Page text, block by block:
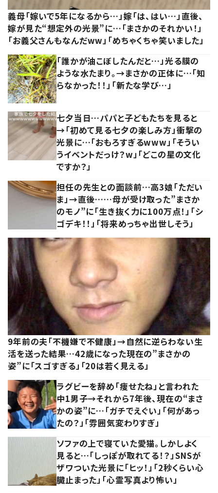
義母「嫁いで5年になるから…」嫁「は、はい…」直後、
嫁が見た“想定外の光景”に…「まさかのそれかい！」
「お義父さんもなんだww」「めちゃくちゃ笑いました」
「誰かが油こぼしたんだと…」光る膜の
ような水たまり。→まさかの正体に…「知
らなかった！！」「新たな学び…」
七夕当日…パパと子どもたちを見ると
→「初めて見る七夕の楽しみ方」衝撃の
光景に…「おもろすぎるwww」「そうい
うイベントだっけ？w」「どこの星の文化
ですか？」
担任の先生との面談前…高3娘「ただい
ま」→直後……母が受け取った”まさか
のモノ”に「生き抜く力に100万点！」「シ
ゴデキ！！」「将来めっちゃ出世しそう」
9年前の夫「不機嫌で不健康」→自然に逆らわない生
活を送った結果…42歳になった現在の”まさかの
姿”に「スゴすぎる」「20は若く見える」
ラグビーを辞め「痩せたね」と言われた
中1男子→それから7年後、現在の“まさ
かの姿”に…「ガチでえぐい」「何があっ
たの？」「雰囲気変わりすぎ」
ソファの上で寝ていた愛猫。しかしよく
見ると…「しっぽが取れてる！？」SNSが
ザワついた光景に「ヒッ！」「2秒くらい心
臓止まった」「心霊写真より怖い」